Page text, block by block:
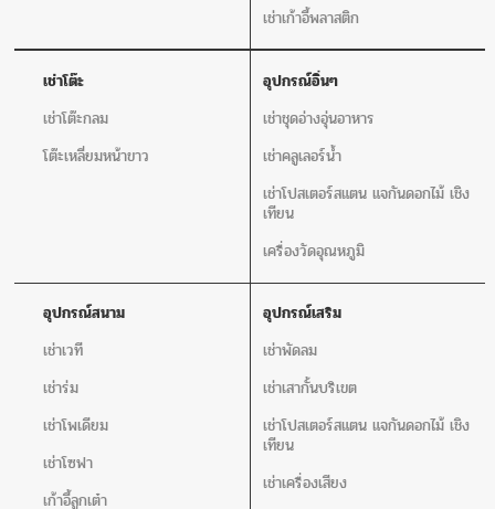
เช่าเก้าอี้พลาสติก
เช่าโต๊ะ
เช่าโต๊ะกลม
โต๊ะเหลี่ยมหน้าขาว
อุปกรณ์อิ่นๆ
เช่าชุดอ่างอุ่นอาหาร
เช่าคลูเลอร์น้ำ
เช่าโปสเตอร์สแตน แจกันดอกไม้ เชิง
เทียน
เครื่องวัดอุณหภูมิ
อุปกรณ์สนาม
เช่าเวที
เช่าร่ม
เช่าโพเดียม
เช่าโซฟา
เก้าอี้ลูกเต๋า
อุปกรณ์เสริม
เช่าพัดลม
เช่าเสากั้นบริเขต
เช่าโปสเตอร์สแตน แจกันดอกไม้ เชิง
เทียน
เช่าเครื่องเสียง